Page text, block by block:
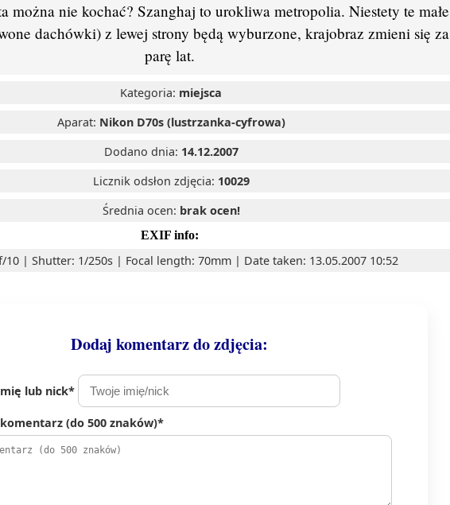
można nie kochać? Szanghaj to urokliwa metropolia. Niestety te małe
dachówki) z lewej strony będą wyburzone, krajobraz zmieni się za
parę lat.
Kategoria: miejsca
Aparat: Nikon D70s (lustrzanka-cyfrowa)
Dodano dnia: 14.12.2007
Licznik odsłon zdjęcia: 10029
Średnia ocen: brak ocen!
EXIF info:
10 | Shutter: 1/250s | Focal length: 70mm | Date taken: 13.05.2007 10:52
Dodaj komentarz do zdjęcia:
lub nick*
(do 500 znaków)*